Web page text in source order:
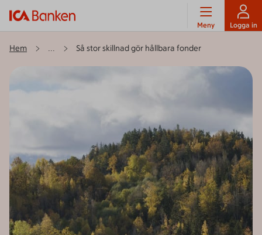
Meny Logga in
Hem ... Så stor skillnad gör hållbara fonder